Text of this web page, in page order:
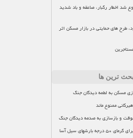
شد اخطار رگبار، صاعقه و باد شدید
طرح های حمایتی در بازار مسکن اثر
ترین ها
مسکن به لطمه دیدگان جنگ
ممنوع ماند
و بازسازی به صدمه دیدگان جنگ
هشدار قرمز هواشناسی برای گرمای ۵۰ درجه بارشهای سیل آسا